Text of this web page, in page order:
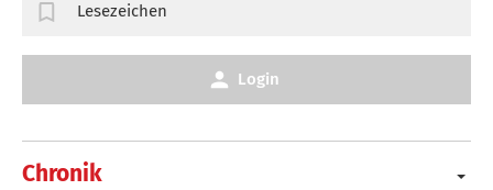
Chronik
Lesezeichen
Login